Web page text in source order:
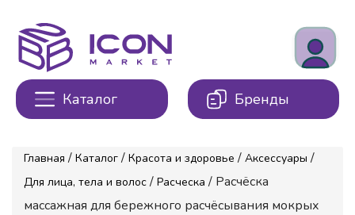
Каталог Бренды
Главная / Каталог / Красота и здоровье / Аксессуары /
Для лица, тела и волос / Расческа / Расчёска
массажная для бережного расчёсывания мокрых